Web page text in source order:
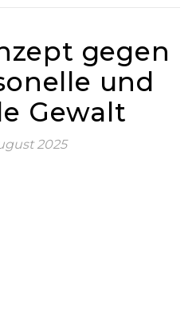
gegen
und
Gewalt
2025